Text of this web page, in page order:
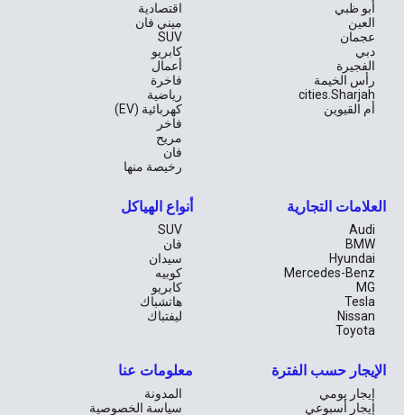
أبو ظبي
العين
عجمان
دبي
الفجيرة
رأس الخيمة
cities.Sharjah
أم القيوين
اقتصادية
ميني فان
SUV
كابريو
أعمال
فاخرة
رياضية
كهربائية (EV)
فاخر
مريح
فان
رخيصة منها
العلامات التجارية
Audi
BMW
Hyundai
Mercedes-Benz
MG
Tesla
Nissan
Toyota
أنواع الهياكل
SUV
فان
سيدان
كوبيه
كابريو
هاتشباك
ليفتباك
الإيجار حسب الفترة
إيجار يومي
إيجار أسبوعي
معلومات عنا
المدونة
سياسة الخصوصية